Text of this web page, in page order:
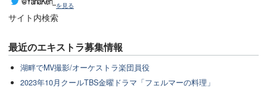
を見る
サイト内検索
最近のエキストラ募集情報
湖畔でMV撮影/オーケストラ楽団員役
2023年10月クールTBS金曜ドラマ「フェルマーの料理」